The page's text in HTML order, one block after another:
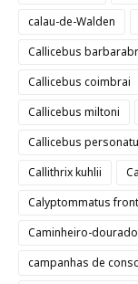
calau-de-Walden
Callicebus
Callicebus coimbrai
Callicebus miltoni
Callicebus
Callithrix kuhlii
Calyptommatus
Caminheiro-dourado
campanhas de